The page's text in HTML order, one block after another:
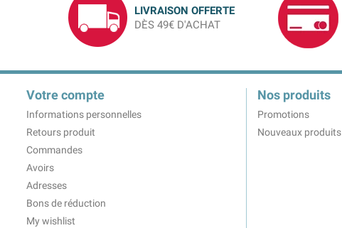
LIVRAISON OFFERTE
DÈS 49€ D'ACHAT
Votre compte
Informations personnelles
Retours produit
Commandes
Avoirs
Adresses
Bons de réduction
My wishlist
Nos produits
Promotions
Nouveaux produits